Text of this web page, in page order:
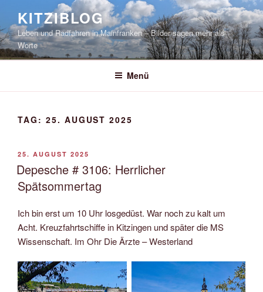
springen
KITZIBLOG
Leben und Radfahren in Mainfranken – Bilder sagen mehr als
Worte
Menü
TAG: 25. AUGUST 2025
VERÖFFENTLICHT
AM
25. AUGUST 2025
Depesche # 3106: Herrlicher
Spätsommertag
Ich bin erst um 10 Uhr losgedüst. War noch zu kalt um
Acht. Kreuzfahrtschiffe in Kitzingen und später die MS
Wissenschaft. Im Ohr Die Ärzte – Westerland